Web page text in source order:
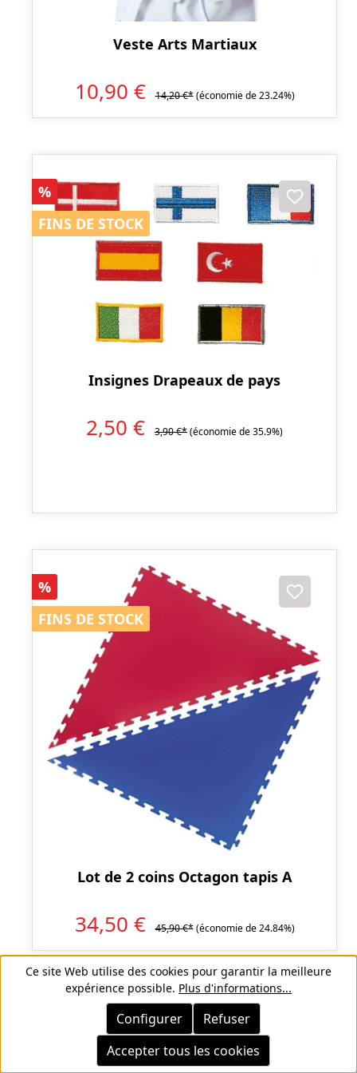
Veste Arts Martiaux
10,90 € 14,20 €* (économie de 23.24%)
Réduction
%
FINS DE STOCK
FINS DE STOCK
Insignes Drapeaux de pays
2,50 € 3,90 €*(économie de 35.9%)
Réduction
%
FINS DE STOCK
FINS DE STOCK
Lot de 2 coins Octagon tapis A
34,50 € 45,90 €* (économie de 24.84%)
FINS DE STOCK
FINS DE STOCK
Ce site Web utilise des cookies pour garantir la meilleure
expérience possible. Plus d'informations...
Refuser
Configurer
Accepter tous les cookies